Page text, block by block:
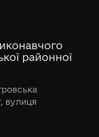
районної
вулиця